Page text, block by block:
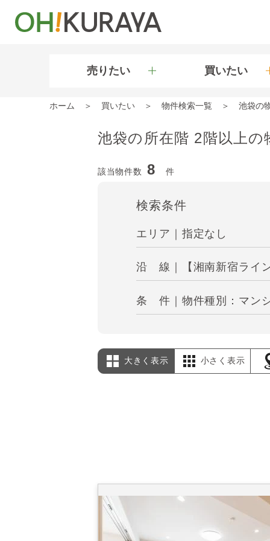
売りたい 買いたい
ホーム 買いたい 物件検索一覧 池袋の
池袋の所在階 2階以上の
該当物件数 8 件
検索条件
エリア｜指定なし
沿 線｜【湘南新宿ライ
条 件｜物件種別：マン
大きく表示 小さく表示